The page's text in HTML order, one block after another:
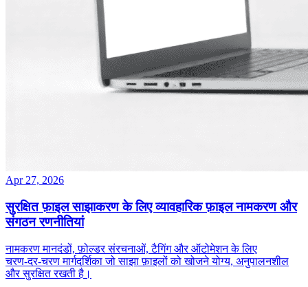
Apr 27, 2026
सुरक्षित फ़ाइल साझाकरण के लिए व्यावहारिक फ़ाइल नामकरण और
संगठन रणनीतियां
नामकरण मानदंडों, फ़ोल्डर संरचनाओं, टैगिंग और ऑटोमेशन के लिए
चरण‑दर‑चरण मार्गदर्शिका जो साझा फ़ाइलों को खोजने योग्य, अनुपालनशील
और सुरक्षित रखती है।